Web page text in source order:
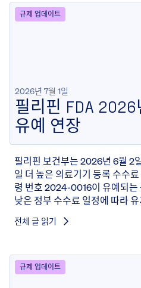
규제 업데이트
2026년 7월 1일
필리핀 FDA 2026
유예 연장
필리핀 보건부는 2026년 6월 2
일 더 높은 의료기기 등록 수수
령 번호 2024-0016이 유예되는
낮은 정부 수수료 일정에 따라
전체 글 읽기
규제 업데이트